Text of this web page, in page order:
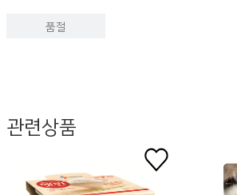
품절
관련상품